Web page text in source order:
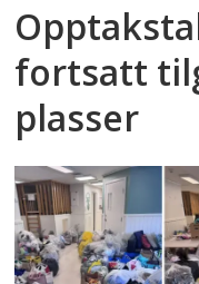
fortsatt
plasser